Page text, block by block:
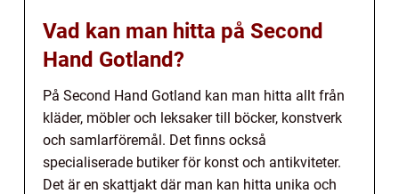
Vad kan man hitta på Second
Hand Gotland?
På Second Hand Gotland kan man hitta allt från
kläder, möbler och leksaker till böcker, konstverk
och samlarföremål. Det finns också
specialiserade butiker för konst och antikviteter.
Det är en skattjakt där man kan hitta unika och